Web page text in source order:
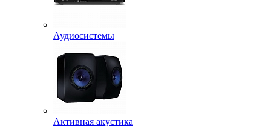
Аудиосистемы
Активная акустика